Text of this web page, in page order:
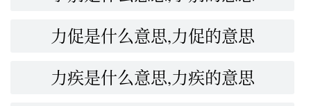
力促是什么意思,力促的意思
力疾是什么意思,力疾的意思